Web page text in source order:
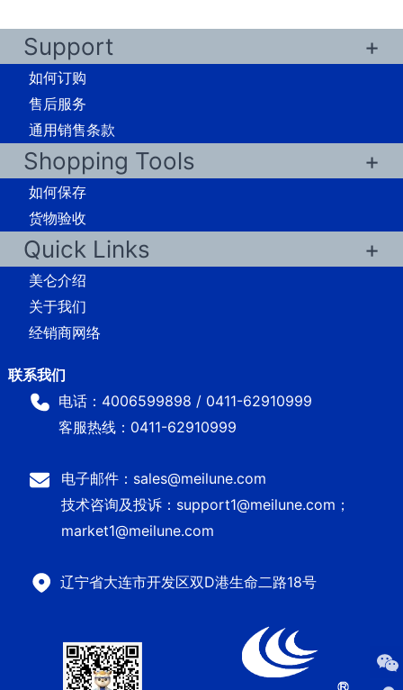
Support
如何订购
售后服务
通用销售条款
Shopping Tools
如何保存
货物验收
Quick Links
美仑介绍
关于我们
经销商网络
电话：4006599898 / 0411-62910999
客服热线：0411-62910999
电子邮件：sales@meilune.com
技术咨询及投诉：support1@meilune.com；
market1@meilune.com
辽宁省大连市开发区双D港生命二路18号